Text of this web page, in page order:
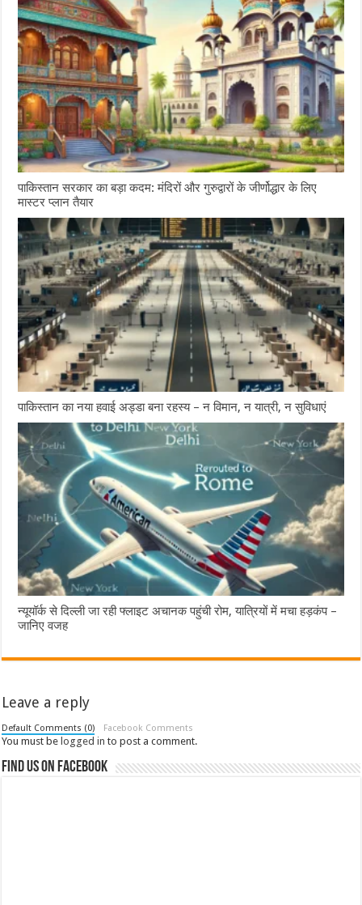
पाकिस्तान सरकार का बड़ा कदम: मंदिरों और गुरुद्वारों के जीर्णोद्धार के लिए
मास्टर प्लान तैयार
पाकिस्तान का नया हवाई अड्डा बना रहस्य – न विमान, न यात्री, न सुविधाएं
न्यूयॉर्क से दिल्ली जा रही फ्लाइट अचानक पहुंची रोम, यात्रियों में मचा हड़कंप –
जानिए वजह
Leave a reply
Default Comments (0) Facebook Comments
You must be logged in to post a comment.
Find us on Facebook